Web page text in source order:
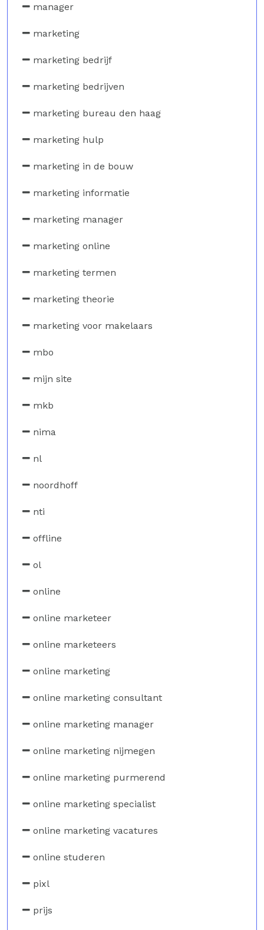
manager
marketing
marketing bedrijf
marketing bedrijven
marketing bureau den haag
marketing hulp
marketing in de bouw
marketing informatie
marketing manager
marketing online
marketing termen
marketing theorie
marketing voor makelaars
mbo
mijn site
mkb
nima
nl
noordhoff
nti
offline
ol
online
online marketeer
online marketeers
online marketing
online marketing consultant
online marketing manager
online marketing nijmegen
online marketing purmerend
online marketing specialist
online marketing vacatures
online studeren
pixl
prijs